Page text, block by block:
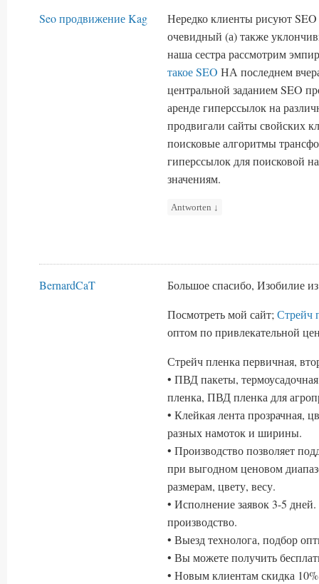
Seo продвижение Kag
Нередко клиенты рисуют
очевидный (а) также
наша сестра рассмотрим
такое SEO НА последнем
центральной заданием SEO
аренде гиперссылок на
продвигали сайты свойских
поисковые алгоритмы
гиперссылок для поисковой
значениям.
Antworten ↓
BernardCaT
Большое спасибо, Изобилие
Посмотреть мой сайт;Стрейч
оптом по привлекательной
Стрейч пленка первичная,
• ПВД пакеты,
пленка, ПВД пленка для
• Клейкая лента прозрачная,
разных намоток и ширины.
• Производство позволяет
при выгодном ценовом
размерам, цвету, весу.
• Исполнение заявок 3-5
производство.
• Выезд технолога, подбор
• Вы можете получить
• Новым клиентам скидка 10%